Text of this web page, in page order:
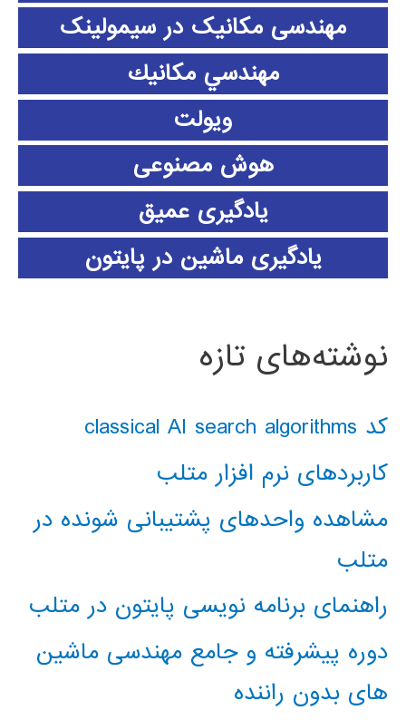
مهندسی مکانیک در سیمولینک
مهندسي مكانيك
ویولت
هوش مصنوعی
یادگیری عمیق
یادگیری ماشین در پایتون
نوشته‌های تازه
کد classical AI search algorithms
کاربردهای نرم افزار متلب
مشاهده واحدهای پشتیبانی شونده در
متلب
راهنمای برنامه نویسی پایتون در متلب
دوره پیشرفته و جامع مهندسی ماشین
های بدون راننده